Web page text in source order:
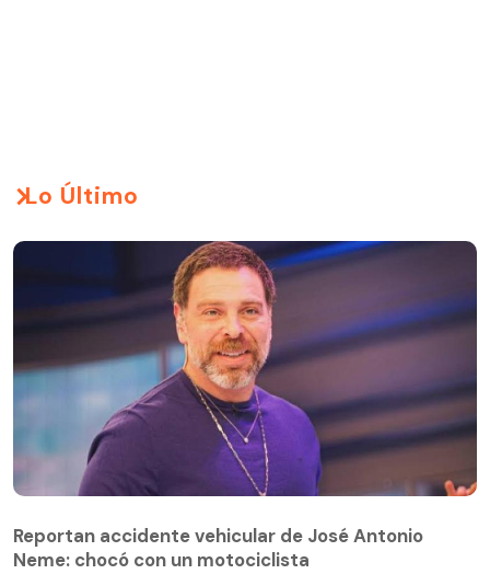
Lo Último
Reportan accidente vehicular de José Antonio
Neme: chocó con un motociclista